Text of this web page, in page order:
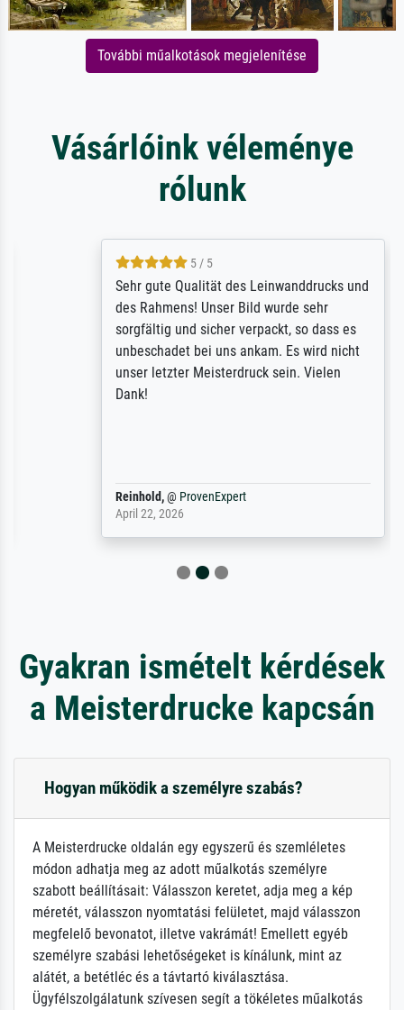
További műalkotások megjelenítése
Vásárlóink véleménye
rólunk
5 / 5
Sehr gute Qualität des Leinwanddrucks und
des Rahmens! Unser Bild wurde sehr
sorgfältig und sicher verpackt, so dass es
unbeschadet bei uns ankam. Es wird nicht
unser letzter Meisterdruck sein. Vielen
Reinhold,@ProvenExpert
April 22, 2026
Gyakran ismételt kérdések
a Meisterdrucke kapcsán
Hogyan működik a személyre szabás?
A Meisterdrucke oldalán egy egyszerű és szemléletes
módon adhatja meg az adott műalkotás személyre
szabott beállításait: Válasszon keretet, adja meg a kép
méretét, válasszon nyomtatási felületet, majd válasszon
megfelelő bevonatot, illetve vakrámát! Emellett egyéb
személyre szabási lehetőségeket is kínálunk, mint az
alátét, a betétléc és a távtartó kiválasztása.
Ügyfélszolgálatunk szívesen segít a tökéletes műalkotás